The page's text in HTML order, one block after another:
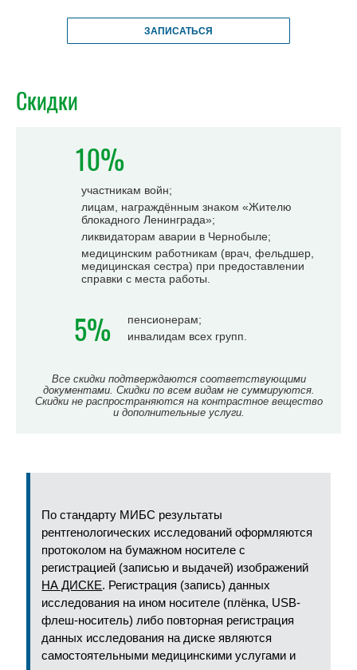
ЗАПИСАТЬСЯ
Скидки
10%
участникам войн;
лицам, награждённым знаком «Жителю
блокадного Ленинграда»;
ликвидаторам аварии в Чернобыле;
медицинским работникам (врач, фельдшер,
медицинская сестра) при предоставлении
справки с места работы.
5%
пенсионерам;
инвалидам всех групп.
Все скидки подтверждаются соответствующими
документами. Скидки по всем видам не суммируются.
Скидки не распространяются на контрастное вещество
и дополнительные услуги.
По стандарту МИБС результаты
рентгенологических исследований оформляются
протоколом на бумажном носителе с
регистрацией (записью и выдачей) изображений
НА ДИСКЕ. Регистрация (запись) данных
исследования на ином носителе (плёнка, USB-
флеш-носитель) либо повторная регистрация
данных исследования на диске являются
самостоятельными медицинскими услугами и